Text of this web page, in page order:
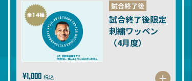
試合終了後
試合終了後限定
刺繍ワッペン
（4月度）
¥1,000 税込